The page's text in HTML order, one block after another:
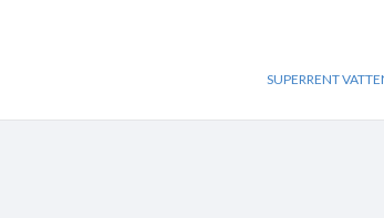
SUPERRENT